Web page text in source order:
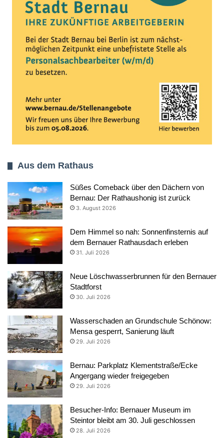
Aus dem Rathaus
Süßes Comeback über den Dächern von
Bernau: Der Rathaushonig ist zurück
3. August 2026
Dem Himmel so nah: Sonnenfinsternis auf
dem Bernauer Rathausdach erleben
31. Juli 2026
Neue Löschwasserbrunnen für den Bernauer
Stadtforst
30. Juli 2026
Wasserschaden an Grundschule Schönow:
Mensa gesperrt, Sanierung läuft
29. Juli 2026
Bernau: Parkplatz Klementstraße/Ecke
Angergang wieder freigegeben
29. Juli 2026
Besucher-Info: Bernauer Museum im
Steintor bleibt am 30. Juli geschlossen
28. Juli 2026